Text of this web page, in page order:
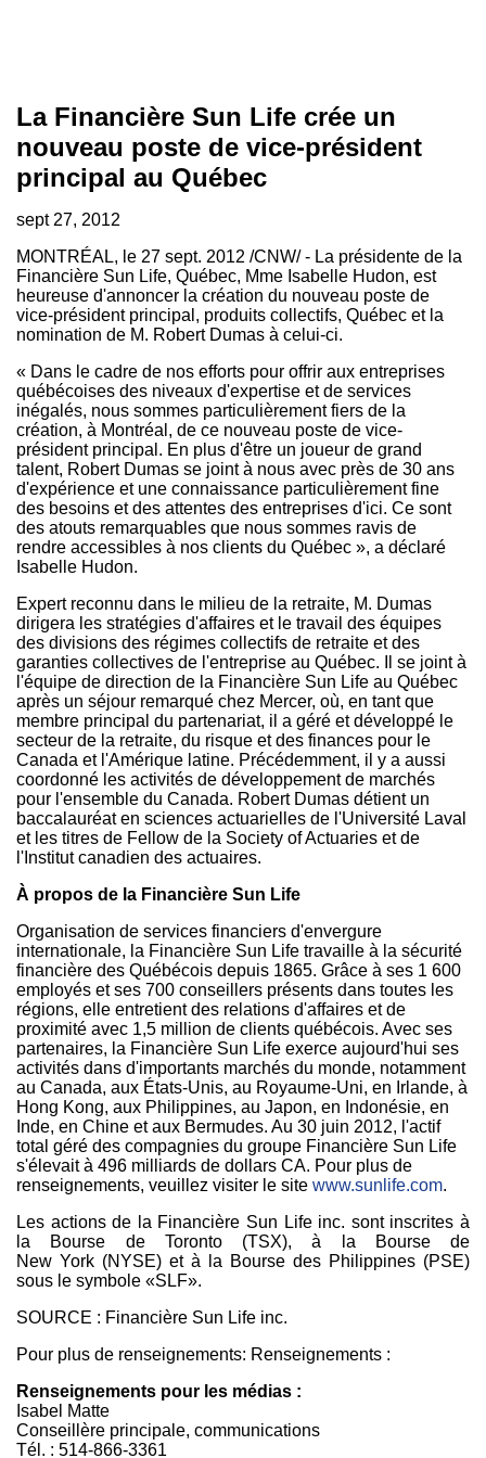
La Financière Sun Life crée un
nouveau poste de vice-président
principal au Québec
sept 27, 2012
MONTRÉAL, le 27 sept. 2012 /CNW/ - La présidente de la
Financière Sun Life, Québec, Mme Isabelle Hudon, est
heureuse d'annoncer la création du nouveau poste de
vice-président principal, produits collectifs, Québec et la
nomination de M. Robert Dumas à celui-ci.
« Dans le cadre de nos efforts pour offrir aux entreprises
québécoises des niveaux d'expertise et de services
inégalés, nous sommes particulièrement fiers de la
création, à Montréal, de ce nouveau poste de vice-
président principal. En plus d'être un joueur de grand
talent, Robert Dumas se joint à nous avec près de 30 ans
d'expérience et une connaissance particulièrement fine
des besoins et des attentes des entreprises d'ici. Ce sont
des atouts remarquables que nous sommes ravis de
rendre accessibles à nos clients du Québec », a déclaré
Isabelle Hudon.
Expert reconnu dans le milieu de la retraite, M. Dumas
dirigera les stratégies d'affaires et le travail des équipes
des divisions des régimes collectifs de retraite et des
garanties collectives de l'entreprise au Québec. Il se joint à
l'équipe de direction de la Financière Sun Life au Québec
après un séjour remarqué chez Mercer, où, en tant que
membre principal du partenariat, il a géré et développé le
secteur de la retraite, du risque et des finances pour le
Canada et l'Amérique latine. Précédemment, il y a aussi
coordonné les activités de développement de marchés
pour l'ensemble du Canada. Robert Dumas détient un
baccalauréat en sciences actuarielles de l'Université Laval
et les titres de Fellow de la Society of Actuaries et de
l'Institut canadien des actuaires.
À propos de la Financière Sun Life
Organisation de services financiers d'envergure
internationale, la Financière Sun Life travaille à la sécurité
financière des Québécois depuis 1865. Grâce à ses 1 600
employés et ses 700 conseillers présents dans toutes les
régions, elle entretient des relations d'affaires et de
proximité avec 1,5 million de clients québécois. Avec ses
partenaires, la Financière Sun Life exerce aujourd'hui ses
activités dans d'importants marchés du monde, notamment
au Canada, aux États-Unis, au Royaume-Uni, en Irlande, à
Hong Kong, aux Philippines, au Japon, en Indonésie, en
Inde, en Chine et aux Bermudes. Au 30 juin 2012, l'actif
total géré des compagnies du groupe Financière Sun Life
s'élevait à 496 milliards de dollars CA. Pour plus de
renseignements, veuillez visiter le site www.sunlife.com.
Les actions de la Financière Sun Life inc. sont inscrites à
la Bourse de Toronto (TSX), à la Bourse de
New York (NYSE) et à la Bourse des Philippines (PSE)
sous le symbole «SLF».
SOURCE : Financière Sun Life inc.
Pour plus de renseignements: Renseignements :
Renseignements pour les médias :
Isabel Matte
Conseillère principale, communications
Tél. : 514-866-3361